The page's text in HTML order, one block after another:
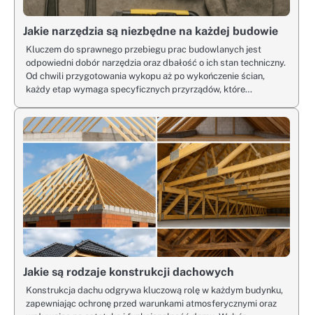
Jakie narzędzia są niezbędne na każdej budowie
Kluczem do sprawnego przebiegu prac budowlanych jest
odpowiedni dobór narzędzia oraz dbałość o ich stan techniczny.
Od chwili przygotowania wykopu aż po wykończenie ścian,
każdy etap wymaga specyficznych przyrządów, które…
Jakie są rodzaje konstrukcji dachowych
Konstrukcja dachu odgrywa kluczową rolę w każdym budynku,
zapewniając ochronę przed warunkami atmosferycznymi oraz